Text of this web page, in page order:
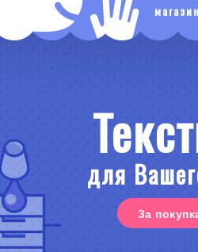
магазин
для
За